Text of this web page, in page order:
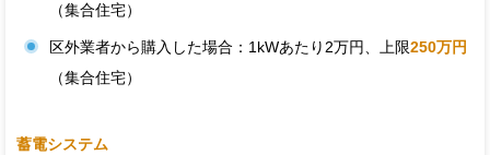
（集合住宅）
区外業者から購入した場合：1kWあたり2万円、上限250万円
（集合住宅）
蓄電システム